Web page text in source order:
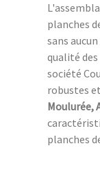
planches
sans
qualité
société
robustes
Moulurée,
planches